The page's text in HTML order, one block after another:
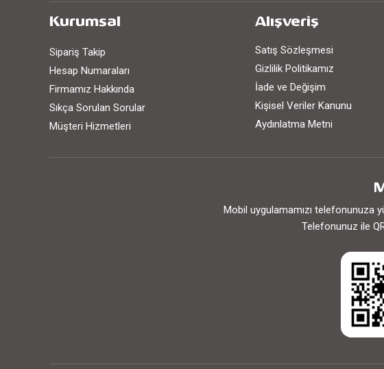
Kurumsal
Sipariş Takip
Hesap Numaraları
Firmamız Hakkında
Sıkça Sorulan Sorular
Müşteri Hizmetleri
Alışveriş
Satış Sözleşmesi
Gizlilik Politikamız
İade ve Değişim
Kişisel Veriler Kanunu
Aydınlatma Metni
Mobil uygulamamızı telefonunuza
Telefonunuz ile